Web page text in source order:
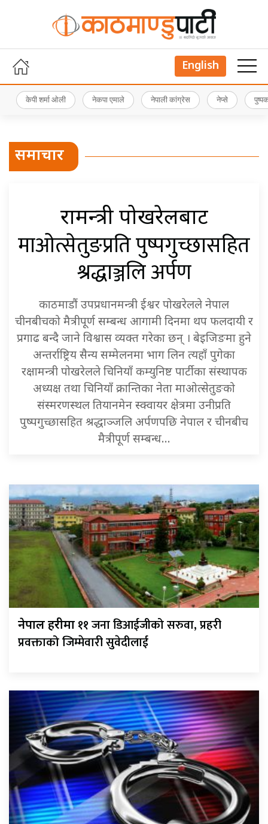
English
केपी शर्मा ओली नेकपा एमाले नेपाली कांग्रेस नेप्से
समाचार
रक्षामन्त्री पोखरेलबाट
माओत्सेतुङप्रति पुष्पगुच्छासहित
श्रद्धाञ्जलि अर्पण
काठमाडौं उपप्रधानमन्त्री ईश्वर पोखरेलले नेपाल
चीनबीचको मैत्रीपूर्ण सम्बन्ध आगामी दिनमा थप फलदायी र
प्रगाढ बन्दै जाने विश्वास व्यक्त गरेका छन् । बेइजिङमा हुने
अन्तर्राष्ट्रिय सैन्य सम्मेलनमा भाग लिन त्यहाँ पुगेका
रक्षामन्त्री पोखरेलले चिनियाँ कम्युनिष्ट पार्टीका संस्थापक
अध्यक्ष तथा चिनियाँ क्रान्तिका नेता माओत्सेतुङको
संस्मरणस्थल तियानमेन स्क्वायर क्षेत्रमा उनीप्रति
पुष्पगुच्छासहित श्रद्धाञ्जलि अर्पणपछि नेपाल र चीनबीच
मैत्रीपूर्ण सम्बन्ध…
नेपाल प्रहरीमा ११ जना डिआईजीको सरुवा, प्रहरी
प्रवक्ताको जिम्मेवारी सुवेदीलाई